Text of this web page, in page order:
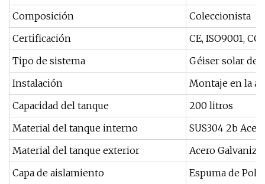
Composición
Coleccionista
Certificación
CE, ISO9001,
Tipo de sistema
Géiser solar de
Instalación
Montaje en la
Capacidad del tanque
200 litros
Material del tanque interno
SUS304 2b
Material del tanque exterior
Acero
Capa de aislamiento
Espuma de